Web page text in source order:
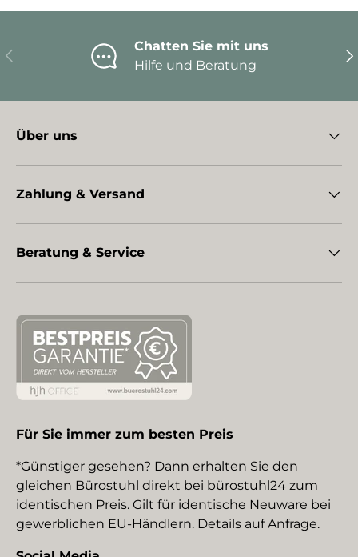
Vorherige
Chatten Sie mit uns
Hilfe und Beratung
Über uns
Zahlung & Versand
Beratung & Service
Für Sie immer zum besten Preis
*Günstiger gesehen? Dann erhalten Sie den
gleichen Bürostuhl direkt bei bürostuhl24 zum
identischen Preis. Gilt für identische Neuware bei
gewerblichen EU-Händlern. Details auf Anfrage.